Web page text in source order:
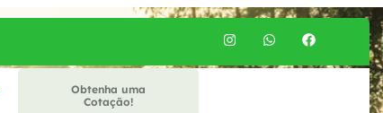
Obtenha uma
Cotação!